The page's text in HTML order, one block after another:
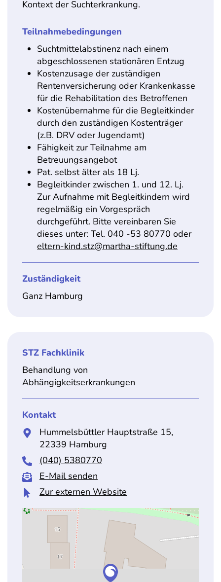
Kontext der Suchterkrankung.
Teilnahmebedingungen
Suchtmittelabstinenz nach einem
abgeschlossenen stationären Entzug
Kostenzusage der zuständigen
Rentenversicherung oder Krankenkasse
für die Rehabilitation des Betroffenen
Kostenübernahme für die Begleitkinder
durch den zuständigen Kostenträger
(z.B. DRV oder Jugendamt)
Fähigkeit zur Teilnahme am
Betreuungsangebot
Pat. selbst älter als 18 Lj.
Begleitkinder zwischen 1. und 12. Lj.
Zur Aufnahme mit Begleitkindern wird
regelmäßig ein Vorgespräch
durchgeführt. Bitte vereinbaren Sie
dieses unter: Tel. 040 -53 80770 oder
eltern-kind.stz@martha-stiftung.de
Zuständigkeit
Ganz Hamburg
STZ Fachklinik
Behandlung von
Abhängigkeitserkrankungen
Kontakt
Hummelsbüttler Hauptstraße 15,
22339 Hamburg
(040) 5380770
E-Mail senden
Zur externen Website